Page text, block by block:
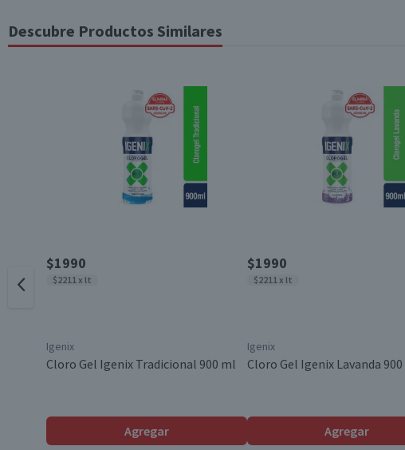
Descubre Productos Similares
$1990
$2211 x lt
Igenix
Cloro Gel Igenix Tradicional 900 ml
Agregar
$1990
$2211 x lt
Igenix
Cloro Gel Igenix Lavanda
Agregar